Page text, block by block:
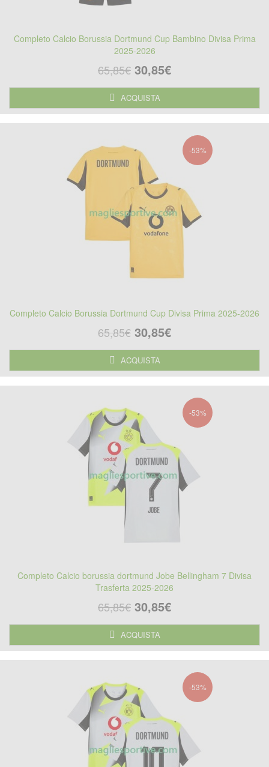
Completo Calcio Borussia Dortmund Cup Bambino Divisa Prima
2025-2026
65,85€ 30,85€
ACQUISTA
-53%
Completo Calcio Borussia Dortmund Cup Divisa Prima 2025-2026
65,85€ 30,85€
ACQUISTA
-53%
Completo Calcio borussia dortmund Jobe Bellingham 7 Divisa
Trasferta 2025-2026
65,85€ 30,85€
ACQUISTA
-53%